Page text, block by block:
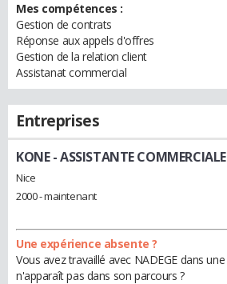
Mes compétences :
Gestion de contrats
Réponse aux appels d'offres
Gestion de la relation client
Assistanat commercial
Entreprises
KONE- ASSISTANTE COMMERCIALE
Nice
2000 - maintenant
Une expérience absente ?
Vous avez travaillé avec NADEGE dans
n'apparaît pas dans son parcours ?